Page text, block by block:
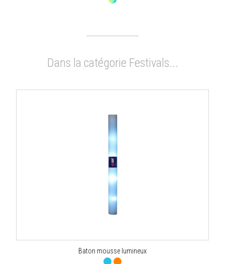
Dans la catégorie Festivals...
Baton mousse lumineux